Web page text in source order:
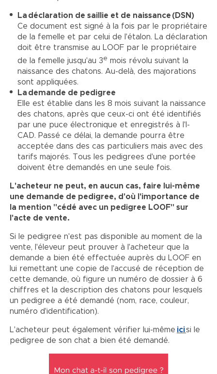
La déclaration de saillie et de naissance (DSN)
Ce document est signé à la fois par le propriétaire
de la femelle et par celui de l'étalon. La déclaration
doit être transmise au LOOF par le propriétaire
de la femelle jusqu'au 3e mois révolu suivant la
naissance des chatons. Au-delà, des majorations
sont appliquées.
La demande de pedigree
Elle est établie dans les 8 mois suivant la naissance
des chatons, après que ceux-ci ont été identifiés
par une puce électronique et enregistrés à l'I-
CAD. Passé ce délai, la demande pourra être
acceptée dans des cas particuliers mais avec des
tarifs majorés. Tous les pedigrees d'une portée
doivent être demandés en une seule fois.
L'acheteur ne peut, en aucun cas, faire lui-même
une demande de pedigree, d'où l'importance de
la mention "cédé avec un pedigree LOOF" sur
l'acte de vente.
Si le pedigree n'est pas disponible au moment de la
vente, l'éleveur peut prouver à l'acheteur que la
demande a bien été effectuée auprès du LOOF en
lui remettant une copie de l'accusé de réception de
cette demande, où figure un numéro de dossier à 6
chiffres et la description des chatons pour lesquels
un pedigree a été demandé (nom, race, couleur,
numéro d'identification).
L'acheteur peut également vérifier lui-même icisi le
pedigree de son chat a bien été demandé.